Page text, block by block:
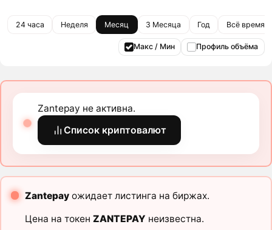
24 часа Неделя Месяц 3 Месяца Год Всё время
Макс / Мин Профиль объёма
Zantepay не активна.
Список криптовалют
Zantepayожидает листинга на биржах.
Цена на токен ZANTEPAY неизвестна.